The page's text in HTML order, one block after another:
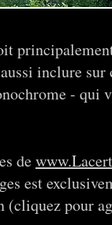
inclure sur
- qui
de
est
(cliquez pour